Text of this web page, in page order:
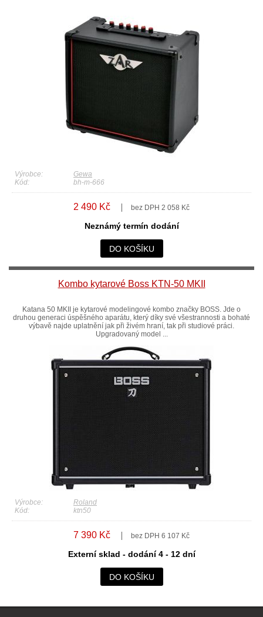
Výrobce:
Gewa
Kód:
bh-m-666
2 490 Kč bez DPH 2 058 Kč
Neznámý termín dodání
DO KOŠÍKU
Kombo kytarové Boss KTN-50 MKII
Katana 50 MKII je kytarové modelingové kombo značky BOSS. Jde o
druhou generaci úspěšného aparátu, který díky své všestrannosti a bohaté
výbavě najde uplatnění jak při živém hraní, tak při studiové práci.
Upgradovaný model ...
Výrobce:
Roland
Kód:
ktn50
7 390 Kč bez DPH 6 107 Kč
Externí sklad - dodání 4 - 12 dní
DO KOŠÍKU